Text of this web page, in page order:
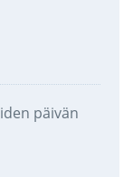
päivän